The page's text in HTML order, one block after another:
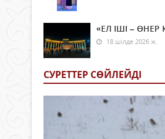
«ЕЛ ІШІ – ӨНЕР
18 шілде 2026 ж.
СУРЕТТЕР СӨЙЛЕЙДI